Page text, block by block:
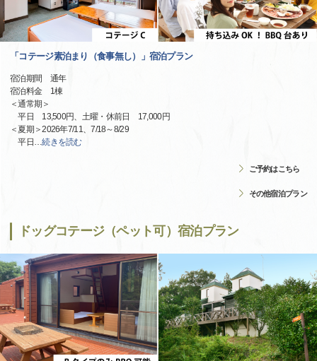
「コテージ素泊まり（食事無し）」宿泊プラン
宿泊期間 通年
宿泊料金 1棟
＜通常期＞
平日 13,500円、土曜・休前日 17,000円
＜夏期＞2026年7/11、7/18～8/29
平日 …続きを読む
ご予約はこちら
その他宿泊プラン
ドッグコテージ（ペット可）宿泊プラン